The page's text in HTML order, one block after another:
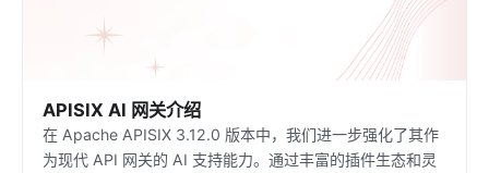
APISIX AI 网关介绍
在 Apache APISIX 3.12.0 版本中，我们进一步强化了其作
为现代 API 网关的 AI 支持能力。通过丰富的插件生态和灵